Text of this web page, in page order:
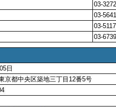
03-
03-
03-
03-
日
京都中央区築地三丁目12番5号